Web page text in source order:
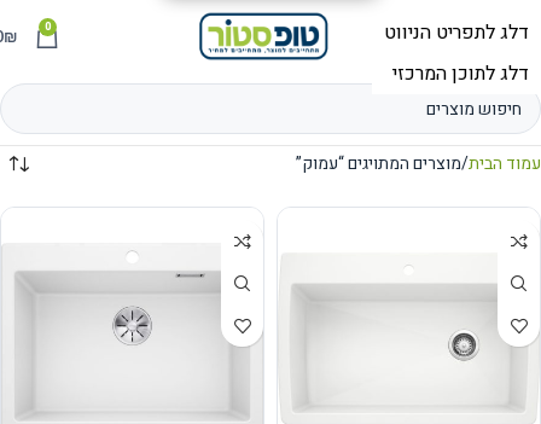
תפריט 0
₪
עמוד הבית מוצרים המתויגים “עמוק”